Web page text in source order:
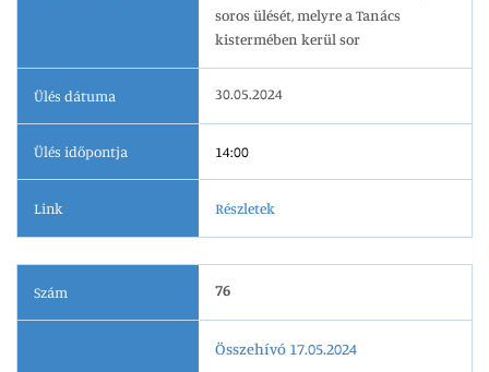
soros ülését, melyre a Tanács
kistermében kerül sor
Ülés dátuma 30.05.2024
Ülés időpontja 14:00
Link Részletek
Szám 76
Összehívó 17.05.2024